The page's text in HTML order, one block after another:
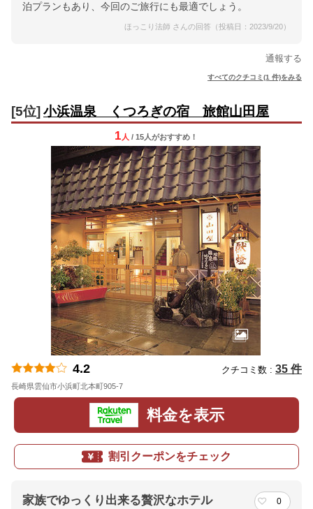
泊プランもあり、今回のご旅行にも最適でしょう。
ほっこり法師 さんの回答（投稿日：2023/9/20）
通報する
すべてのクチコミ(1 件)をみる
[5位] 小浜温泉 くつろぎの宿 旅館山田屋
1 人 / 15人がおすすめ！
4.2 クチコミ数 : 35 件
長崎県雲仙市小浜町北本町905-7
料金を表示
割引クーポンをチェック
家族でゆっくり出来る贅沢なホテル 0